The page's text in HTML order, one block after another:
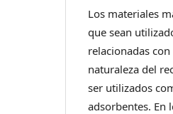
Los materiales
que sean
relacionadas
naturaleza del
ser utilizados
adsorbentes. En